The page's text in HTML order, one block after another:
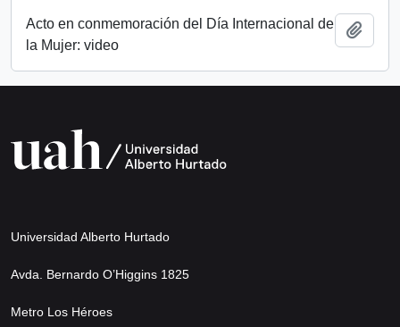
Acto en conmemoración del Día Internacional de
la Mujer: video
Universidad Alberto Hurtado
Avda. Bernardo O’Higgins 1825
Metro Los Héroes